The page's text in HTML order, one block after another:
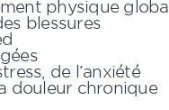
physique global
blessures
de l’anxiété
douleur chronique